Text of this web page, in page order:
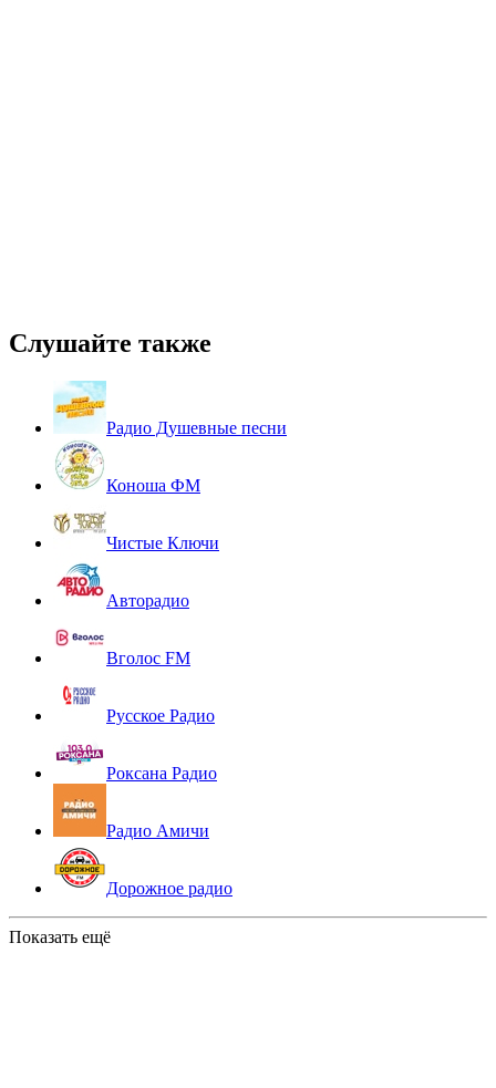
Слушайте также
Радио Душевные песни
Коноша ФМ
Чистые Ключи
Авторадио
Вголос FM
Русское Радио
Роксана Радио
Радио Амичи
Дорожное радио
Показать ещё